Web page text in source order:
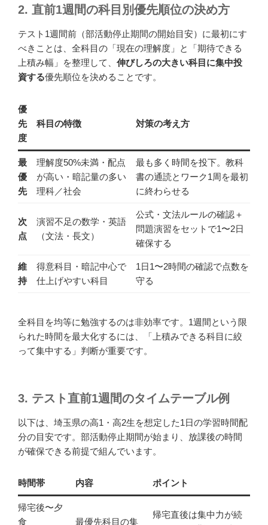
2. 直前1週間の科目別優先順位の決め方
テスト1週間前（部活動停止期間の開始目安）に最初にす
べきことは、全科目の「現在の理解度」と「期待できる
上積み幅」を整理して、 伸びしろの大きい科目に集中投
資する優先順位を決めることです。
優
先
度
科目の特徴 対策の考え方
最
優
先
理解度50%未満・配点
が高い・暗記量の多い
理科／社会
最も多く時間を投下。教科
書の通読とワーク1周を最初
に終わらせる
次
点
演習不足の数学・英語
（文法・長文）
公式・文法ルールの確認＋
問題演習をセットで1〜2日
確保する
維
持
得意科目・暗記中心で
仕上げやすい科目
1日1〜2時間の確認で点数を
守る
全科目を均等に勉強するのは非効率です。1週間という限
られた時間を最大化するには、「上積みできる科目に絞
って集中する」判断が重要です。
3. テスト直前1週間のタイムテーブル例
以下は、埼玉県の高1・高2生を想定した1日の学習時間配
分の目安です。部活動停止期間が始まり、放課後の時間
が確保できる前提で組んでいます。
時間帯 内容 ポイント
帰宅後〜夕
食
最優先科目の集
帰宅直後は集中力が続